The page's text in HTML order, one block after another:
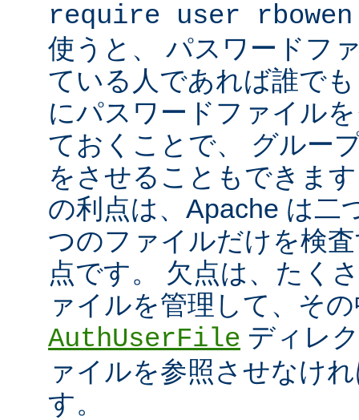
require user rbowen
使うと、 パスワードフ
ている人であれば誰で
にパスワードファイル
ておくことで、 グルー
をさせることもできま
の利点は、Apache は二
つのファイルだけを検
点です。 欠点は、たく
ァイルを管理して、そ
AuthUserFile ディレ
ァイルを参照させなけ
す。